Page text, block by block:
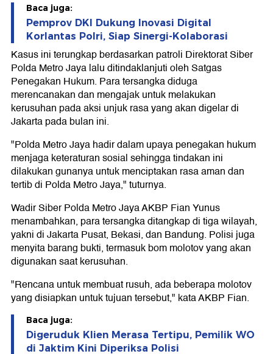
Baca juga:
Pemprov DKI Dukung Inovasi Digital
Korlantas Polri, Siap Sinergi-Kolaborasi
Kasus ini terungkap berdasarkan patroli Direktorat Siber
Polda Metro Jaya lalu ditindaklanjuti oleh Satgas
Penegakan Hukum. Para tersangka diduga
merencanakan dan mengajak untuk melakukan
kerusuhan pada aksi unjuk rasa yang akan digelar di
Jakarta pada bulan ini.
"Polda Metro Jaya hadir dalam upaya penegakan hukum
menjaga keteraturan sosial sehingga tindakan ini
dilakukan gunanya untuk menciptakan rasa aman dan
tertib di Polda Metro Jaya," tuturnya.
Wadir Siber Polda Metro Jaya AKBP Fian Yunus
menambahkan, para tersangka ditangkap di tiga wilayah,
yakni di Jakarta Pusat, Bekasi, dan Bandung. Polisi juga
menyita barang bukti, termasuk bom molotov yang akan
digunakan saat kerusuhan.
"Rencana untuk membuat rusuh, ada beberapa molotov
yang disiapkan untuk tujuan tersebut," kata AKBP Fian.
Baca juga:
Digeruduk Klien Merasa Tertipu, Pemilik WO
di Jaktim Kini Diperiksa Polisi